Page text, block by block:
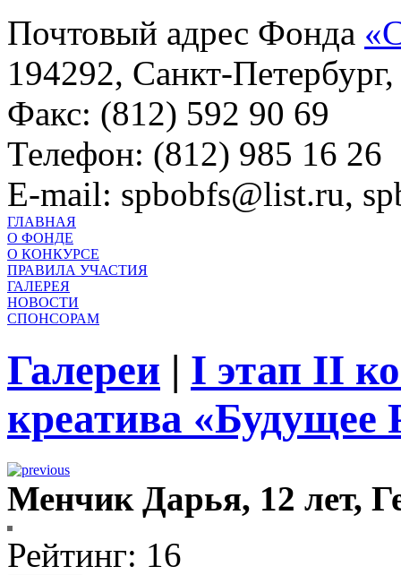
Почтовый адрес Фонда
194292, Санкт-
Факс: (812) 592 90 69
Телефон: (812) 985 16 26
E-mail: spbobfs@list.ru,
ГЛАВНАЯ
О ФОНДЕ
О КОНКУРСЕ
ПРАВИЛА УЧАСТИЯ
ГАЛЕРЕЯ
НОВОСТИ
СПОНСОРАМ
Галереи | I этап II
креатива «Будущее
Менчик Дарья, 12 лет,
Рейтинг: 16